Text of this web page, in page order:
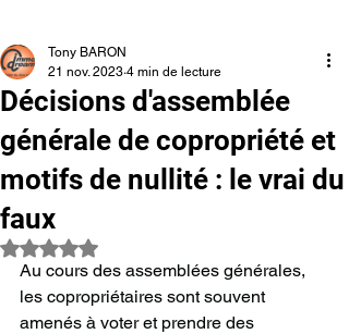
Décisions d'assemblée
générale de copropriété et
motifs de nullité : le vrai du
faux
Tony BARON
21 nov. 2023 4 min de lecture
Noté NaN étoiles sur 5.
Au cours des assemblées générales,
les copropriétaires sont souvent
amenés à voter et prendre des